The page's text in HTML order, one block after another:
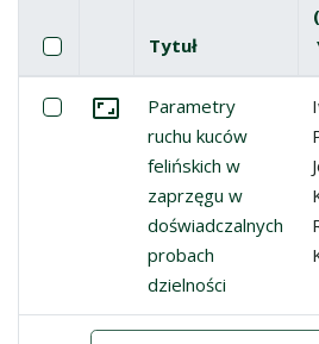
Lista pozycji
Pole wyboru
Zaznacz wszystkie pozycje
Miniatura
Tytuł
Zaznacz: Parametry ruchu
Przejdź do zbioru
Parametry
ruchu kuców
felińskich w
zaprzęgu w
doświadczalnych
probach
dzielności